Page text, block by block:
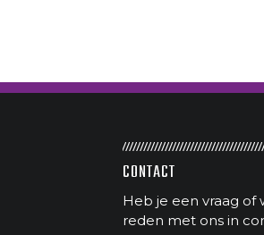
CONTACT
Heb je een vraag of
reden met ons in